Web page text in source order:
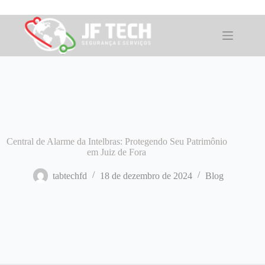
para
conteúdo
Central de Alarme da Intelbras: Protegendo Seu Patrimônio
em Juiz de Fora
tabtechfd 18 de dezembro de 2024 Blog